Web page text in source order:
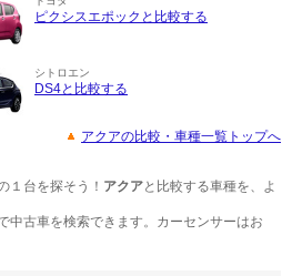
ピクシスエポックと比較する
シトロエン
DS4と比較する
アクアの比較・車種一覧トップへ
１台を探そう！ アクアと比較する車種を、よ
中古車を検索できます。カーセンサーはお